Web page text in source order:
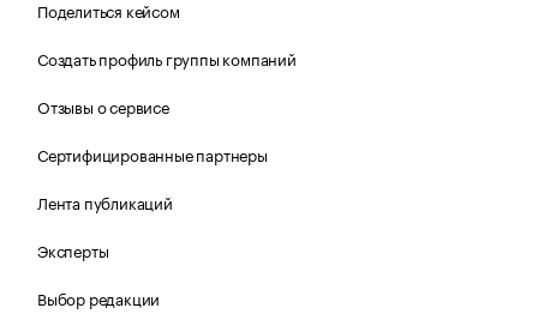
Поделиться кейсом
Создать профиль группы компаний
Отзывы о сервисе
Сертифицированные партнеры
Лента публикаций
Эксперты
Выбор редакции